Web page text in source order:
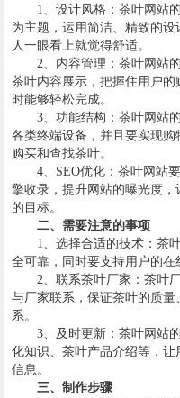
1、设计风格：茶叶网站的
为主题，运用简洁、精致的
人一眼看上就觉得舒适。
2、内容管理：茶叶网站的
茶叶内容展示，把握住用户
时能够轻松完成。
3、功能结构：茶叶网站的
各类终端设备，并且要实现
购买和查找茶叶。
4、SEO优化：茶叶网站要
擎收录，提升网站的曝光度
的目标。
二、需要注意的事项
1、选择合适的技术：茶叶
全可靠，同时要支持用户的在
2、联系茶叶厂家：茶叶厂
与厂家联系，保证茶叶的质
系。
3、及时更新：茶叶网站的
化知识、茶叶产品介绍等，
信息。
三、制作步骤